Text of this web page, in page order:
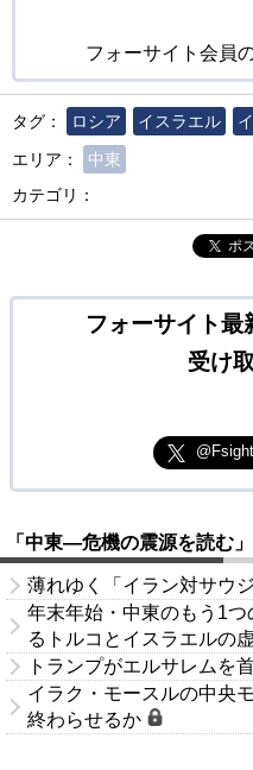
フォーサイト会員
タグ： ロシア イスラエル
エリア：
中東
カテゴリ：
ポ
フォーサイト最
受け
「中東―危機の震源を読む
薄れゆく「イラン対サウ
年末年始・中東のもう1
るトルコとイスラエルの
トランプがエルサレムを
イラク・モースルの中央
終わらせるか